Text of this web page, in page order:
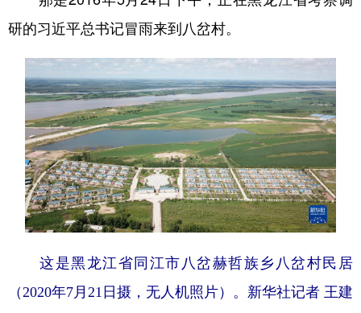
研的习近平总书记冒雨来到八岔村。
这是黑龙江省同江市八岔赫哲族乡八岔村民居
（2020年7月21日摄，无人机照片）。新华社记者 王建